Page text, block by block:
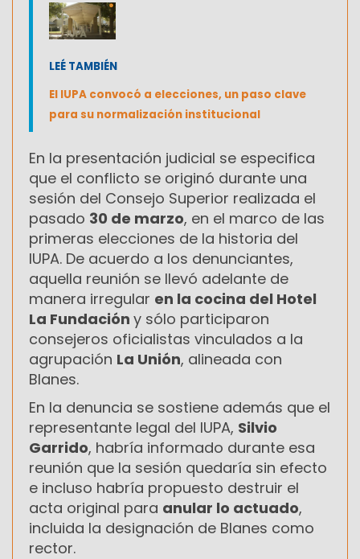
LEÉ TAMBIÉN
El IUPA convocó a elecciones, un paso clave
para su normalización institucional
En la presentación judicial se especifica
que el conflicto se originó durante una
sesión del Consejo Superior realizada el
pasado 30 de marzo, en el marco de las
primeras elecciones de la historia del
IUPA. De acuerdo a los denunciantes,
aquella reunión se llevó adelante de
manera irregular en la cocina del Hotel
La Fundación y sólo participaron
consejeros oficialistas vinculados a la
agrupación La Unión, alineada con
Blanes.
En la denuncia se sostiene además que el
representante legal del IUPA, Silvio
Garrido, habría informado durante esa
reunión que la sesión quedaría sin efecto
e incluso habría propuesto destruir el
acta original para anular lo actuado,
incluida la designación de Blanes como
rector.